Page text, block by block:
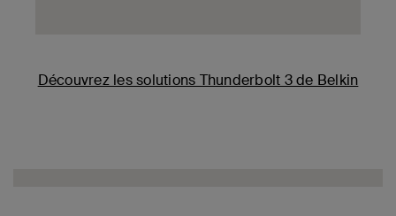
Découvrez les solutions Thunderbolt 3 de Belkin